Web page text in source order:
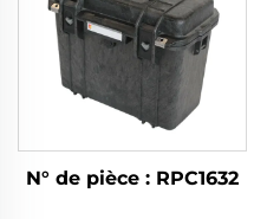
N° de pièce : RPC1632